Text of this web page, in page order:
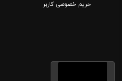
حریم خصوصی کاربر